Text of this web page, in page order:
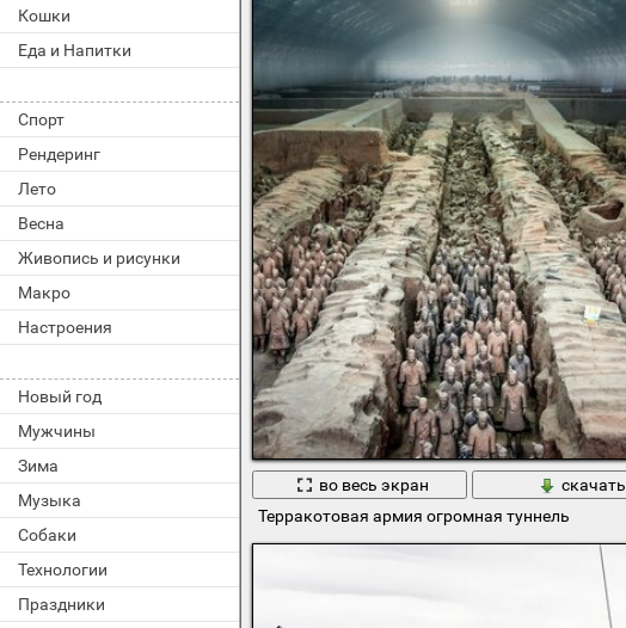
Кошки
Еда и Напитки
Спорт
Рендеринг
Лето
Весна
Живопись и рисунки
Макро
Настроения
Новый год
Мужчины
Зима
Музыка
Собаки
Технологии
Праздники
во весь экран
скачать
Терракотовая армия огромная туннель